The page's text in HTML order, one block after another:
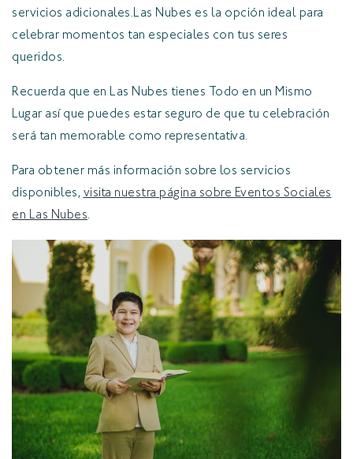
servicios adicionales.Las Nubes es la opción ideal para
celebrar momentos tan especiales con tus seres
queridos.
Recuerda que en Las Nubes tienes Todo en un Mismo
Lugar así que puedes estar seguro de que tu celebración
será tan memorable como representativa.
Para obtener más información sobre los servicios
disponibles, visita nuestra página sobre Eventos Sociales
en Las Nubes.